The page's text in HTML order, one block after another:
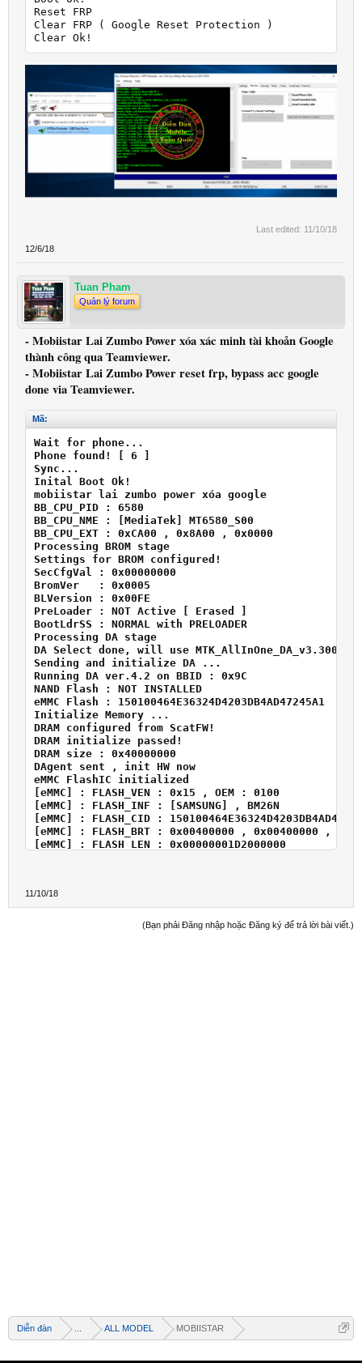
dịch vụ Việt Nam
+ Chúng tôi có tất cả các dịch vụ Online từ xa
Reset FRP
Clear FRP ( Google Reset Protection )
Clear Ok!
Last edited: 11/10/18
12/6/18
Tuan Pham
Quản lý forum
- Mobiistar Lai Zumbo Power xóa xác minh tài khoản Google
thành công qua Teamviewer.
- Mobiistar Lai Zumbo Power reset frp, bypass acc google
done via Teamviewer.
Mã:
Wait for phone...
Phone found! [ 6 ]
Sync...
Inital Boot Ok!
mobiistar lai zumbo power xóa google
BB_CPU_PID : 6580
BB_CPU_NME : [MediaTek] MT6580_S00
BB_CPU_EXT : 0xCA00 , 0x8A00 , 0x0000
Processing BROM stage
Settings for BROM configured!
SecCfgVal : 0x00000000
BromVer   : 0x0005
BLVersion : 0x00FE
PreLoader : NOT Active [ Erased ]
BootLdrSS : NORMAL with PRELOADER
Processing DA stage
DA Select done, will use
Sending and initialize DA ...
Running DA ver.4.2 on BBID : 0x9C
NAND Flash : NOT INSTALLED
eMMC Flash : 150100464E36324D4203DB4AD47245A1
Initialize Memory ...
DRAM configured from ScatFW!
DRAM initialize passed!
DRAM size : 0x40000000
DAgent sent , init HW now
eMMC FlashIC initialized
[eMMC] : FLASH_VEN : 0x15 , OEM : 0100
[eMMC] : FLASH_INF : [SAMSUNG] , BM26N
[eMMC] : FLASH_CID :
[eMMC] : FLASH_BRT : 0x00400000 , 0x00400000 ,
[eMMC] : FLASH_LEN : 0x00000001D2000000
EXT RAM    : 0x40000000 [1 GiB]
BOOT TYPE  : EMMC_FLASH_BOOT
11/10/18
(Bạn phải Đăng nhập hoặc Đăng ký để trả lời bài viết.)
Diễn đàn ALL MODEL MOBIISTAR